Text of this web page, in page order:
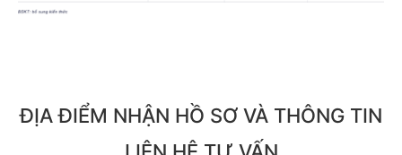
ĐỊA ĐIỂM NHẬN HỒ SƠ VÀ THÔNG TIN